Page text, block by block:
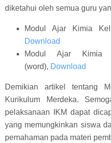
diketahui oleh semua guru
Modul Ajar Kimia
Download
Modul Ajar
(word), Download
Demikian artikel tentang
Kurikulum Merdeka.
pelaksanaan IKM dapat
yang memungkinkan siswa
pemahaman pada materi